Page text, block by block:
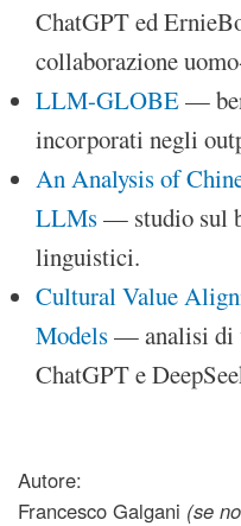
ChatGPT ed
collaborazione
LLM-GLOBE—
incorporati negli
An Analysis of
LLMs— studio sul
linguistici.
Cultural Value
Models— analisi di
ChatGPT e
about Il muro digitale: AI
Autore:
Francesco Galgani (se